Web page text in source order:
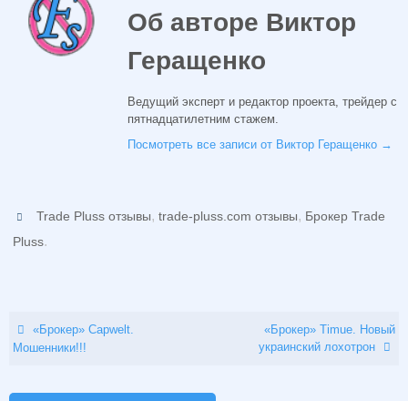
Об авторе Виктор
Геращенко
Ведущий эксперт и редактор проекта, трейдер с
пятнадцатилетним стажем.
Посмотреть все записи от Виктор Геращенко →
Trade Pluss отзывы,trade-pluss.com отзывы, Брокер Trade
Pluss.
«Брокер» Capwelt.
Мошенники!!!
«Брокер» Timue. Новый
украинский лохотрон